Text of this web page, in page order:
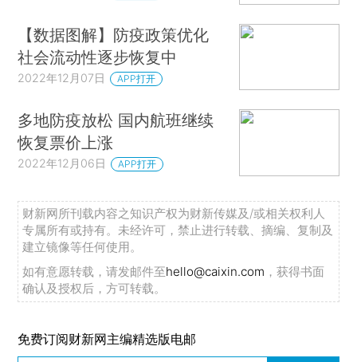
【数据图解】防疫政策优化
社会流动性逐步恢复中
2022年12月07日 APP打开
多地防疫放松 国内航班继续
恢复票价上涨
2022年12月06日 APP打开
财新网所刊载内容之知识产权为财新传媒及/或相关权利人
专属所有或持有。未经许可，禁止进行转载、摘编、复制及
建立镜像等任何使用。
如有意愿转载，请发邮件至hello@caixin.com ，获得书面
确认及授权后，方可转载。
免费订阅财新网主编精选版电邮